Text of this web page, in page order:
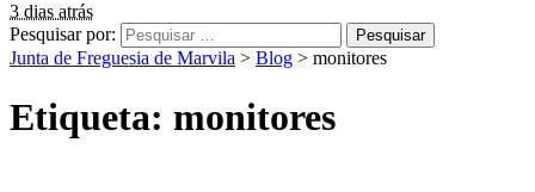
3 dias atrás
Pesquisar por:
Junta de Freguesia de Marvila > Blog > monitores
Etiqueta: monitores